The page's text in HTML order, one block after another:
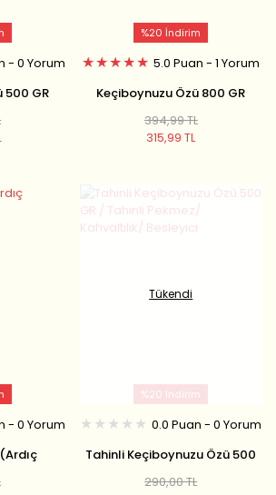
- 0 Yorum
500 GR
%20 İndirim
5.0 Puan - 1 Yorum
Keçiboynuzu Özü 800 GR
394,99 TL
315,99 TL
- 0 Yorum
%20 İndirim
Tükendi
0.0 Puan - 0 Yorum
Tahinli Keçiboynuzu Özü 500
Kahvaltılık/ Besleyici
290,00 TL